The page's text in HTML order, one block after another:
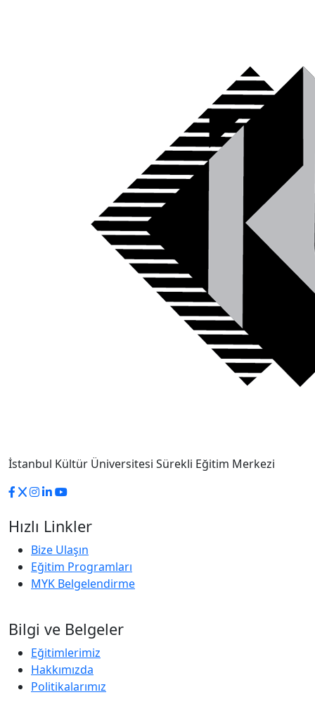
İstanbul Kültür Üniversitesi Sürekli Eğitim Merkezi
Hızlı Linkler
Bize Ulaşın
Eğitim Programları
MYK Belgelendirme
Bilgi ve Belgeler
Eğitimlerimiz
Hakkımızda
Politikalarımız